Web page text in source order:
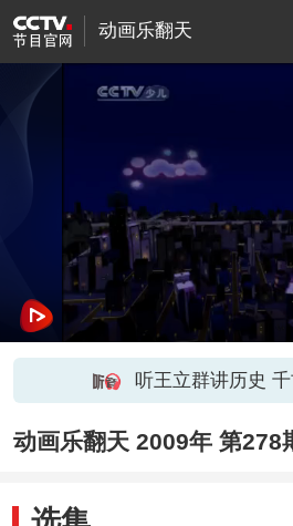
动画乐翻天
听王立群讲历史
动画乐翻天 2009年 第278